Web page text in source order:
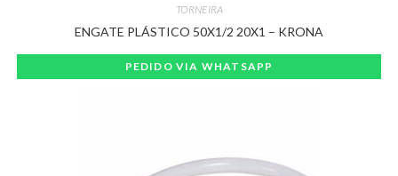
TORNEIRA
ENGATE PLÁSTICO 50X1/2 20X1 – KRONA
PEDIDO VIA WHATSAPP